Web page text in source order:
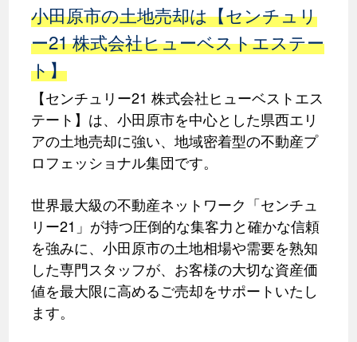
小田原市の土地売却は【センチュリ
ー21 株式会社ヒューベストエステー
ト】
【センチュリー21 株式会社ヒューベストエス
テート】は、小田原市を中心とした県西エリ
アの土地売却に強い、地域密着型の不動産プ
ロフェッショナル集団です。
世界最大級の不動産ネットワーク「センチュ
リー21」が持つ圧倒的な集客力と確かな信頼
を強みに、小田原市の土地相場や需要を熟知
した専門スタッフが、お客様の大切な資産価
値を最大限に高めるご売却をサポートいたし
ます。